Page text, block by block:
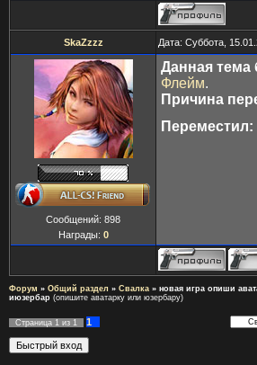
SkaZzzz Дата: Суббота,
Сообщений: 898
Награды: 0
Данная тема
Флейм.
Причина
Переместил:
Форум » Общий раздел » Свалка » новая игра опиши
июзербар (опишите аватарку или юзербару)
Страница 1 из 1
1